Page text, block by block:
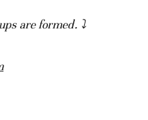
are formed. ⤵️